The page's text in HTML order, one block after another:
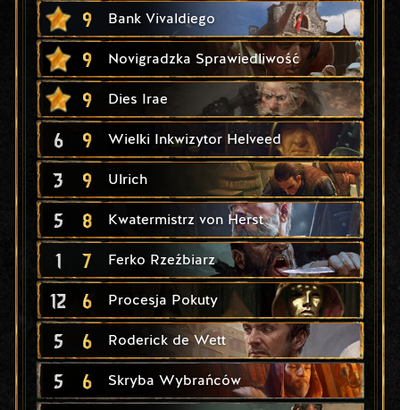
9 Bank Vivaldiego
9 Novigradzka Sprawiedliwość
9 Dies Irae
6 9 Wielki Inkwizytor Helveed
3 9 Ulrich
5 8 Kwatermistrz von Herst
1 7 Ferko Rzeźbiarz
12 6 Procesja Pokuty
5 6 Roderick de Wett
5 6 Skryba Wybrańców